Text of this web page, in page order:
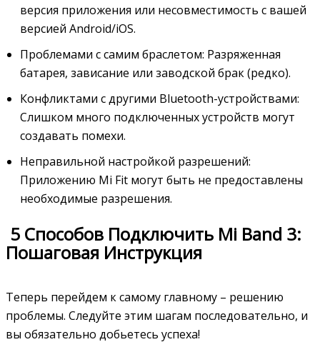
версия приложения или несовместимость с вашей
версией Android/iOS.
Проблемами с самим браслетом: Разряженная
батарея, зависание или заводской брак (редко).
Конфликтами с другими Bluetooth-устройствами:
Слишком много подключенных устройств могут
создавать помехи.
Неправильной настройкой разрешений:
Приложению Mi Fit могут быть не предоставлены
необходимые разрешения.
️ 5 Способов Подключить Mi Band 3:
Пошаговая Инструкция
Теперь перейдем к самому главному – решению
проблемы. Следуйте этим шагам последовательно, и
вы обязательно добьетесь успеха!